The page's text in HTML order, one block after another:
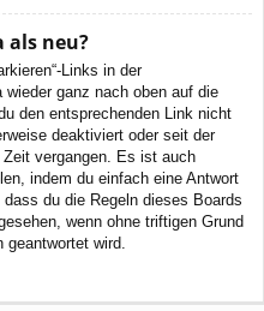
als neu?
Links in der
ganz nach oben auf die
den entsprechenden Link nicht
deaktiviert oder seit der
vergangen. Es ist auch
indem du einfach eine Antwort
du die Regeln dieses Boards
wenn ohne triftigen Grund
geantwortet wird.